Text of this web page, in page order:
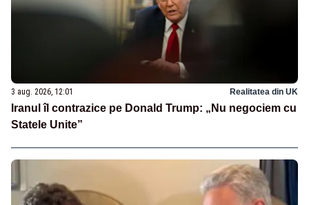
3 aug. 2026, 12:01 Realitatea din UK
Iranul îl contrazice pe Donald Trump: „Nu negociem cu
Statele Unite”